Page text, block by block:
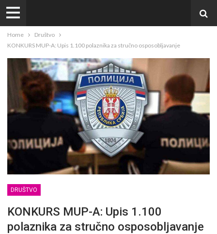
Home
Društvo
KONKURS MUP-A: Upis 1.100 polaznika za stručno osposobljavanje
DRUŠTVO
KONKURS MUP-A: Upis 1.100
polaznika za stručno osposobljavanje